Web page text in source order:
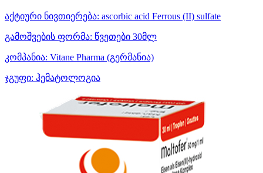
აქტიური ნივთიერება: ascorbic acid Ferrous (II) sulfate
გამოშვების ფორმა: წვეთები 30მლ
კომპანია: Vitane Pharma (გერმანია)
ჯგუფი: ჰემატოლოგია